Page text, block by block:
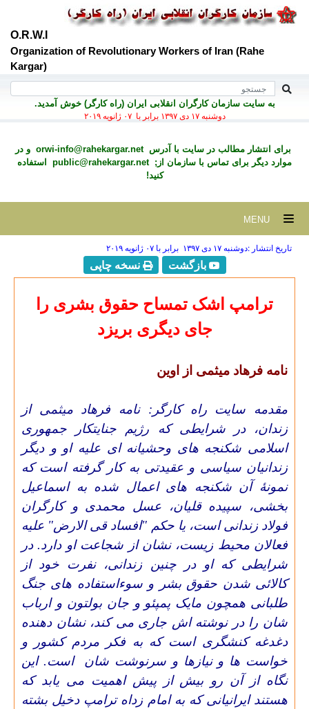
O.R.W.I
Organization of Revolutionary Workers of Iran (Rahe
Kargar)
به سايت سازمان کارگران انقلابی ايران (راه کارگر) خوش آمديد.
دوشنبه ۱۷ دی ۱۳۹۷ برابر با ۰۷ ژانويه ۲۰۱۹
برای انتشار مطالب در سايت با آدرسorwi-info@rahekargar.net و در
موارد ديگر برای تماس با سازمان از;public@rahekargar.net
استفاده
کنید!
تاریخ انتشار :دوشنبه ۱۷ دی ۱۳۹۷ برابر با ۰۷ ژانويه ۲۰۱۹
بازگشت نسخه چاپی
ترامپ اشک تمساح حقوق بشری را
جای دیگری بریزد
نامه فرهاد میثمی از اوین
مقدمه سایت راه کارگر: نامه فرهاد میثمی از
زندان، در شرایطی که رژیم جنایتکار جمهوری
اسلامی شکنجه های وحشیانه ای علیه او و دیگر
زندانیان سیاسی و عقیدتی به کار گرفته است که
نمونۀ آن شکنجه های اعمال شده به اسماعیل
بخشی، سپیده قلیان، عسل محمدی و کارگران
فولاد زندانی است، یا حکم "افساد قی الارض" علیه
فعالان محیط زیست، نشان از شجاعت او دارد. در
شرایطی که او در چنین زندانی، نفرت خود از
کالائی شدن حقوق بشر و سوءاستفاده های جنگ
طلبانی همچون مایک پمپئو و جان بولتون و ارباب
شان را در نوشته اش جاری می کند، نشان دهنده
دغدغه کنشگری است که به فکر مردم کشور و
خواست ها و نیازها و سرنوشت شان
است. این
نگاه از آن رو بیش از پیش اهمیت می یابد که
هستند ایرانیانی که به امام زداه ترامپ دخیل بشته